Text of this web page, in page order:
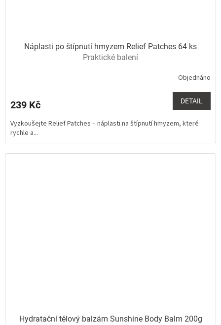
Náplasti po štípnutí hmyzem Relief Patches 64 ks
Praktické balení
je
z
5
hvězdiček.
Objednáno
239 Kč DETAIL
Vyzkoušejte Relief Patches – náplasti na štípnutí hmyzem, které
rychle a...
Hydratační tělový balzám Sunshine Body Balm 200g